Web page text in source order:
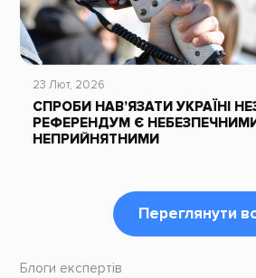
23 Лют, 2026
СПРОБИ НАВ’ЯЗАТИ УКРАЇНІ
РЕФЕРЕНДУМ Є НЕБЕЗПЕЧНИМИ
НЕПРИЙНЯТНИМИ
Переглянути
Блоги експертів